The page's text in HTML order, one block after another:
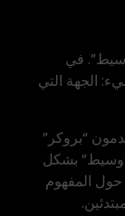
في
الجهة التي
“بروكر”
بشكل
المفهوم